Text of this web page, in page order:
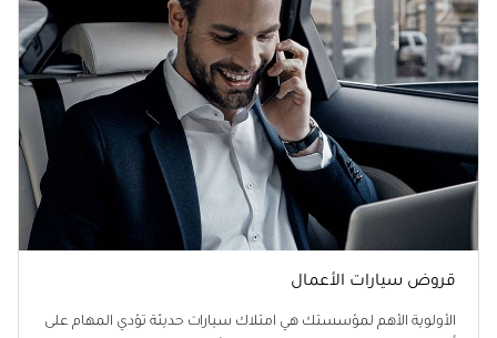
قروض سيارات الأعمال
الأولوية الأهم لمؤسستك هي امتلاك سيارات حديثة تؤدي المهام على